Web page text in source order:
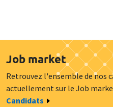
Job market
Retrouvez l'ensemble de nos
actuellement sur le Job
Candidats